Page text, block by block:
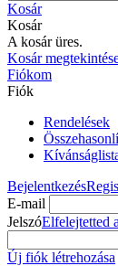
Kosár
Kosár
A kosár üres.
Kosár
Fiókom
Fiók
Rendelések
Bejelentkezés
E-mail
JelszóElfelejtetted
Új fiók létrehozása